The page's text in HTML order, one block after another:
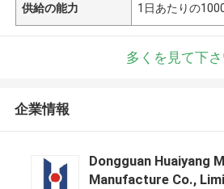
供給の能力 1日あたりの
多くを見て下
企業情報
Dongguan Huaiyang
Manufacture Co.,